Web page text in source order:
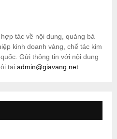
tác về nội dung, quảng bá
kinh doanh vàng, chế tác kim
Gửi thông tin với nội dung
tại admin@giavang.net